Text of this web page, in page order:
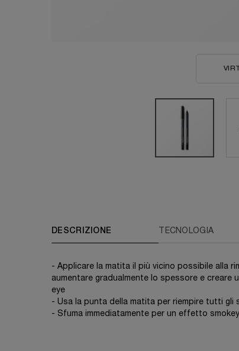
DESCRIZIONE TECNOLOGIA
- Applicare la matita il più vicino possibile alla
aumentare gradualmente lo spessore e creare
eye
- Usa la punta della matita per riempire tutti gli
- Sfuma immediatamente per un effetto